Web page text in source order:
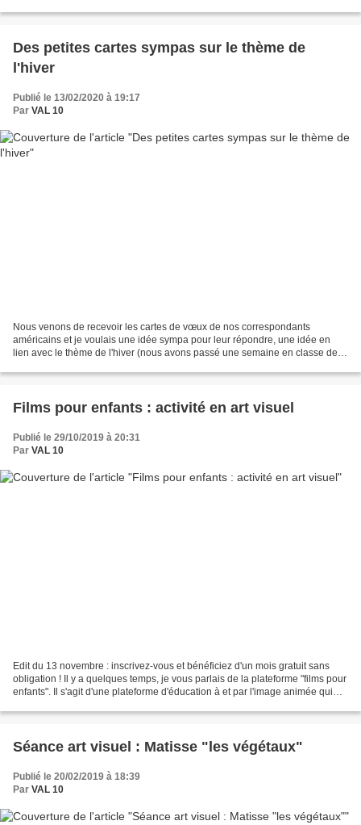
Des petites cartes sympas sur le thème de
l'hiver
Publié le 13/02/2020 à 19:17
Par VAL 10
Nous venons de recevoir les cartes de vœux de nos correspondants
américains et je voulais une idée sympa pour leur répondre, une idée en
lien avec le thème de l'hiver (nous avons passé une semaine en classe de
Films pour enfants : activité en art visuel
Publié le 29/10/2019 à 20:31
Par VAL 10
Edit du 13 novembre : inscrivez-vous et bénéficiez d'un mois gratuit sans
obligation ! Il y a quelques temps, je vous parlais de la plateforme "films pour
enfants". Il s'agit d'une plateforme d'éducation à et par l'image animée qui
Séance art visuel : Matisse "les végétaux"
Publié le 20/02/2019 à 18:39
Par VAL 10